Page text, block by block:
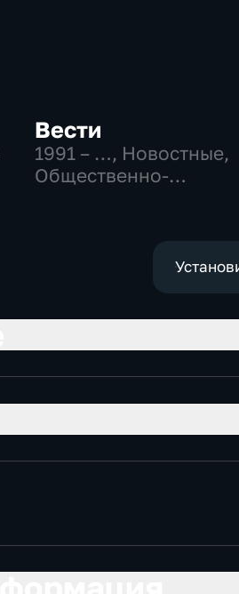
Вести
1991 – …, Новостные,
Общественно-